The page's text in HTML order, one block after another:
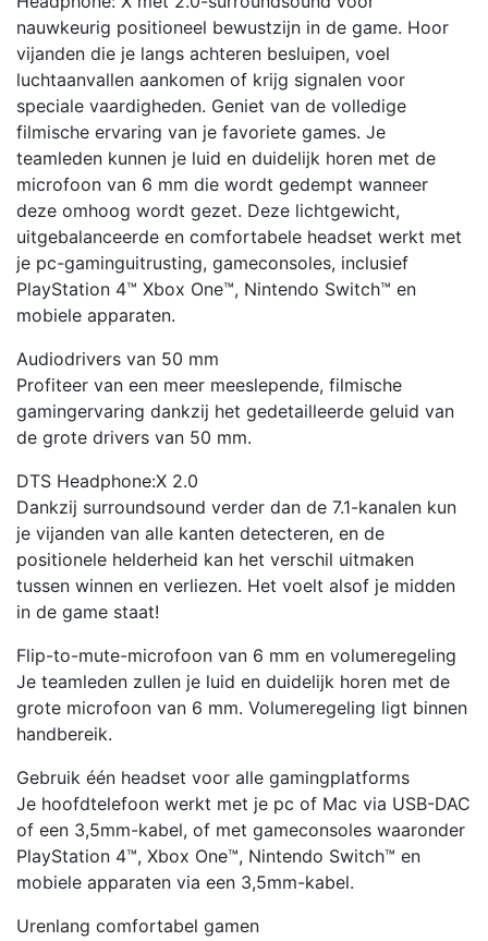
nauwkeurig positioneel bewustzijn in de game. Hoor
vijanden die je langs achteren besluipen, voel
luchtaanvallen aankomen of krijg signalen voor
speciale vaardigheden. Geniet van de volledige
filmische ervaring van je favoriete games. Je
teamleden kunnen je luid en duidelijk horen met de
microfoon van 6 mm die wordt gedempt wanneer
deze omhoog wordt gezet. Deze lichtgewicht,
uitgebalanceerde en comfortabele headset werkt met
je pc-gaminguitrusting, gameconsoles, inclusief
PlayStation 4™ Xbox One™, Nintendo Switch™ en
mobiele apparaten.
Audiodrivers van 50 mm
Profiteer van een meer meeslepende, filmische
gamingervaring dankzij het gedetailleerde geluid van
de grote drivers van 50 mm.
DTS Headphone:X 2.0
Dankzij surroundsound verder dan de 7.1-kanalen kun
je vijanden van alle kanten detecteren, en de
positionele helderheid kan het verschil uitmaken
tussen winnen en verliezen. Het voelt alsof je midden
in de game staat!
Flip-to-mute-microfoon van 6 mm en volumeregeling
Je teamleden zullen je luid en duidelijk horen met de
grote microfoon van 6 mm. Volumeregeling ligt binnen
handbereik.
Gebruik één headset voor alle gamingplatforms
Je hoofdtelefoon werkt met je pc of Mac via USB-DAC
of een 3,5mm-kabel, of met gameconsoles waaronder
PlayStation 4™, Xbox One™, Nintendo Switch™ en
mobiele apparaten via een 3,5mm-kabel.
Urenlang comfortabel gamen